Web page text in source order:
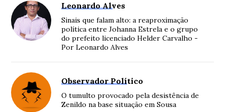
Leonardo Alves
Sinais que falam alto: a reaproximação
política entre Johanna Estrela e o grupo
do prefeito licenciado Helder Carvalho -
Por Leonardo Alves
Observador Político
O tumulto provocado pela desistência de
Zenildo na base situação em Sousa